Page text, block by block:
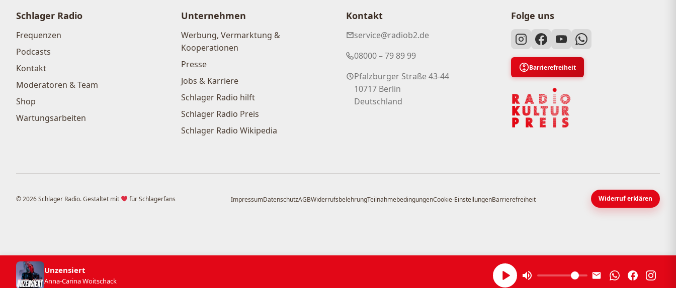
Schlager Radio
Frequenzen
Podcasts
Kontakt
Moderatoren & Team
Shop
Wartungsarbeiten
Unternehmen
Werbung, Vermarktung &
Kooperationen
Presse
Jobs & Karriere
Schlager Radio hilft
Schlager Radio Preis
Schlager Radio Wikipedia
Kontakt
service@radiob2.de
08000 – 79 89 99
Pfalzburger Straße 43-44
10717 Berlin
Deutschland
Folge uns
Barrierefreiheit
© 2026 Schlager Radio. Gestaltet mit für Schlagerfans ImpressumDatenschutzAGBWiderrufsbelehrungTeilnahmebedingungenCookie-EinstellungenBarrierefreiheit Widerruf erklären
Unzensiert
Anna-Carina Woitschack